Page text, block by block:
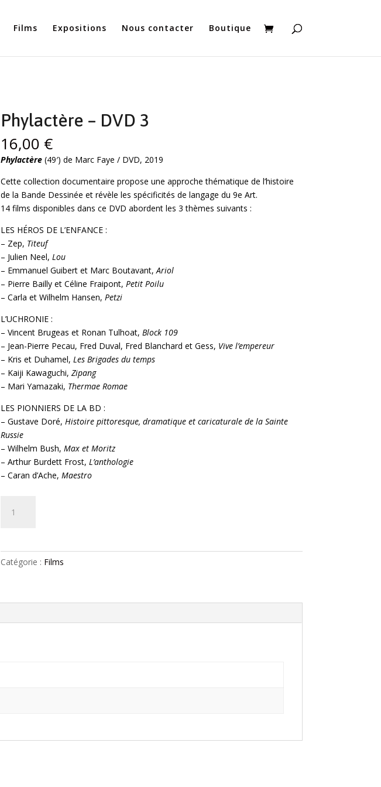
Films Expositions Nous contacter Boutique
Phylactère – DVD 3
16,00 €
Phylactère (49′) de Marc Faye / DVD, 2019
Cette collection documentaire propose une approche thématique de l’histoire
de la Bande Dessinée et révèle les spécificités de langage du 9e Art.
14 films disponibles dans ce DVD abordent les 3 thèmes suivants :
LES HÉROS DE L’ENFANCE :
– Zep, Titeuf
– Julien Neel, Lou
– Emmanuel Guibert et Marc Boutavant,Ariol
– Pierre Bailly et Céline Fraipont, Petit Poilu
– Carla et Wilhelm Hansen, Petzi
L’UCHRONIE :
– Vincent Brugeas et Ronan Tulhoat, Block 109
– Jean-Pierre Pecau, Fred Duval, Fred Blanchard et Gess, Vive l’empereur
– Kris et Duhamel, Les Brigades du temps
– Kaiji Kawaguchi, Zipang
– Mari Yamazaki, Thermae Romae
LES PIONNIERS DE LA BD :
– Gustave Doré, Histoire pittoresque, dramatique et caricaturale de la Sainte
Russie
– Wilhelm Bush, Max et Moritz
– Arthur Burdett Frost, L’anthologie
– Caran d’Ache, Maestro
DVD
Catégorie : Films